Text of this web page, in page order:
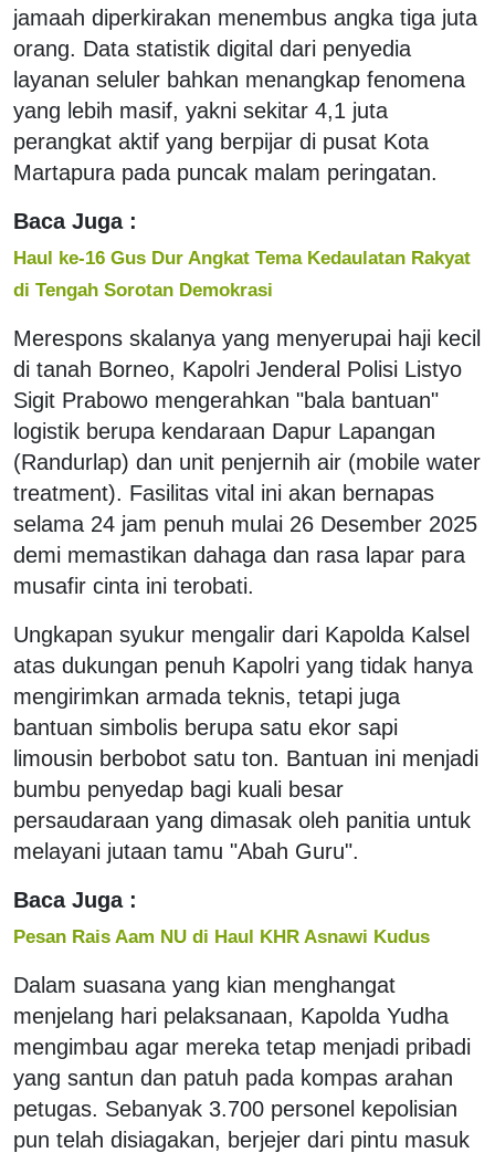
jamaah diperkirakan menembus angka tiga juta
orang. Data statistik digital dari penyedia
layanan seluler bahkan menangkap fenomena
yang lebih masif, yakni sekitar 4,1 juta
perangkat aktif yang berpijar di pusat Kota
Martapura pada puncak malam peringatan.
Baca Juga :
Haul ke-16 Gus Dur Angkat Tema Kedaulatan Rakyat
di Tengah Sorotan Demokrasi
Merespons skalanya yang menyerupai haji kecil
di tanah Borneo, Kapolri Jenderal Polisi Listyo
Sigit Prabowo mengerahkan "bala bantuan"
logistik berupa kendaraan Dapur Lapangan
(Randurlap) dan unit penjernih air (mobile water
treatment). Fasilitas vital ini akan bernapas
selama 24 jam penuh mulai 26 Desember 2025
demi memastikan dahaga dan rasa lapar para
musafir cinta ini terobati.
Ungkapan syukur mengalir dari Kapolda Kalsel
atas dukungan penuh Kapolri yang tidak hanya
mengirimkan armada teknis, tetapi juga
bantuan simbolis berupa satu ekor sapi
limousin berbobot satu ton. Bantuan ini menjadi
bumbu penyedap bagi kuali besar
persaudaraan yang dimasak oleh panitia untuk
melayani jutaan tamu "Abah Guru".
Baca Juga :
Pesan Rais Aam NU di Haul KHR Asnawi Kudus
Dalam suasana yang kian menghangat
menjelang hari pelaksanaan, Kapolda Yudha
mengimbau agar mereka tetap menjadi pribadi
yang santun dan patuh pada kompas arahan
petugas. Sebanyak 3.700 personel kepolisian
pun telah disiagakan, berjejer dari pintu masuk